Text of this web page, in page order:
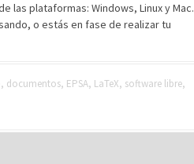
las plataformas: Windows, Linux y Mac.
o estás en fase de realizar tu
, documentos, EPSA, LaTeX, software libre,